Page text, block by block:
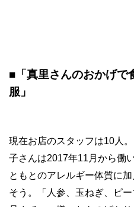
■ 「真里さんのおかげ
服」
現在お店のスタッフは10人
子さんは2017年11月から働
ともとのアレルギー体質に
そう。「人参、玉ねぎ、ピ